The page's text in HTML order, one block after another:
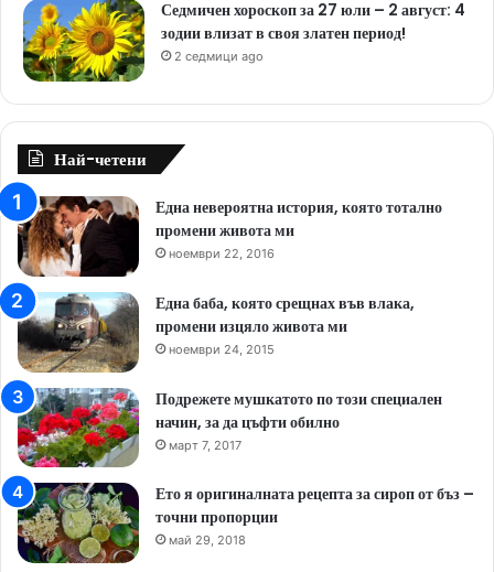
Седмичен хороскоп за 27 юли – 2 август: 4
зодии влизат в своя златен период!
2 седмици ago
Най-четени
Една невероятна история, която тотално
промени живота ми
ноември 22, 2016
Една баба, която срещнах във влака,
промени изцяло живота ми
ноември 24, 2015
Подрежете мушкатото по този специален
начин, за да цъфти обилно
март 7, 2017
Ето я оригиналната рецепта за сироп от бъз –
точни пропорции
май 29, 2018